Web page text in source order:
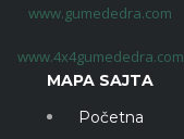
www.gumededra.com
www.4x4gumededra.com
MAPA SAJTA
Početna